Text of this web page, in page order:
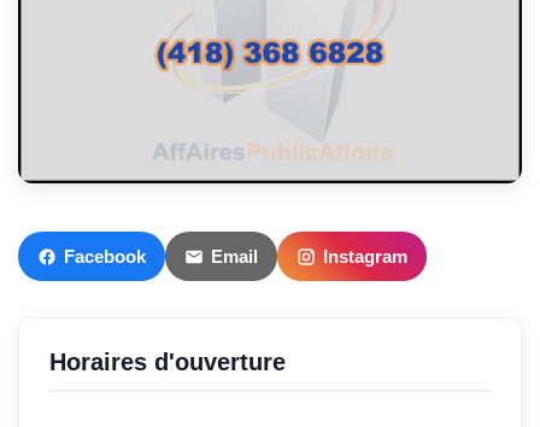
Facebook Email Instagram
Horaires d'ouverture